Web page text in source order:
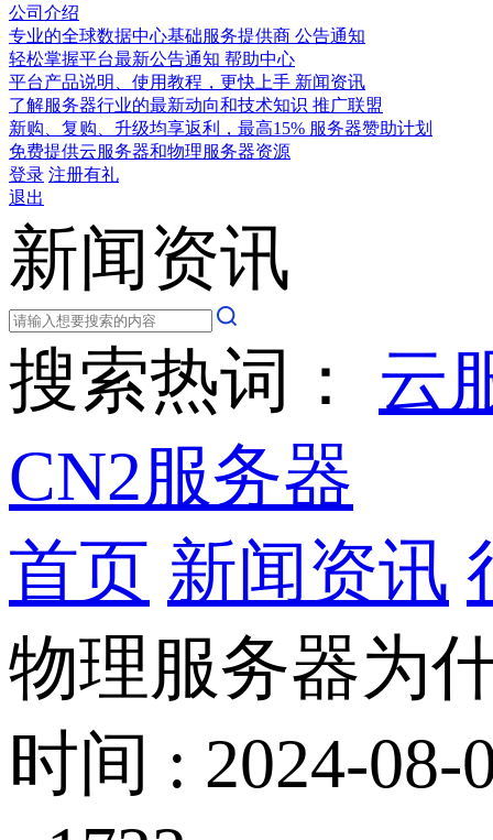
公司介绍
专业的全球数据中心基础服务提供商 公告通知
轻松掌握平台最新公告通知 帮助中心
平台产品说明、使用教程，更快上手 新闻资讯
了解服务器行业的最新动向和技术知识 推广联盟
新购、复购、升级均享返利，最高15% 服务器赞助计划
免费提供云服务器和物理服务器资源
登录 注册有礼
退出
新闻资讯
搜索热词： 云
CN2服务器
首页 新闻资讯
物理服务器为
时间 : 2024-08-